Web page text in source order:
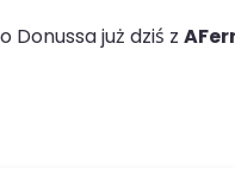
już dziś z